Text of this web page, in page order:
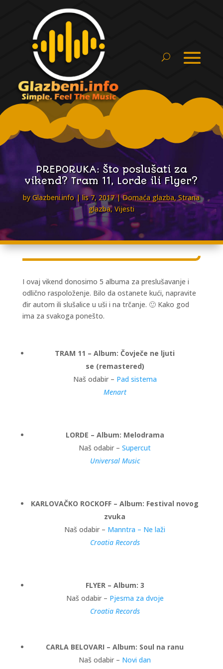
PREPORUKA: Što poslušati za
vikend? Tram 11, Lorde ili Flyer?
byGlazbeni.info lis 7, 2017 Domaća glazba,Strana
glazba,Vijesti
I ovaj vikend donosimo 5 albuma za preslušavanje i
odlično raspoloženje. Bilo da ostanete kući, napravite
đir autom ili slušalice u uši i na trčanje. 🙂 Kako god
ima za svakoga ponešto.
TRAM 11 – Album: Čovječe ne ljuti
se (remastered)
Naš odabir – Pad sistema
Menart
LORDE – Album: Melodrama
Naš odabir –Supercut
Universal Music
KARLOVAČKO ROCKOFF – Album: Festival novog
zvuka
Naš odabir – Manntra – Ne laži
Croatia Records
FLYER – Album: 3
Naš odabir – Pjesma za dvoje
Croatia Records
CARLA BELOVARI – Album: Soul na ranu
Naš odabir – Novi dan